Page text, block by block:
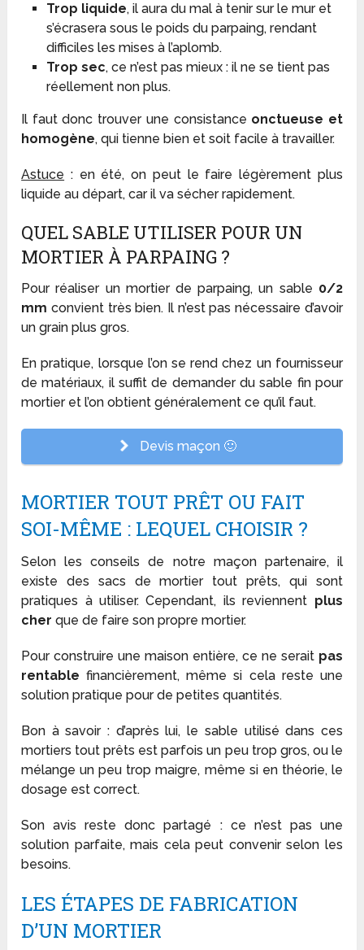
Trop liquide, il aura du mal à tenir sur le mur et
s’écrasera sous le poids du parpaing, rendant
difficiles les mises à l’aplomb.
Trop sec, ce n’est pas mieux : il ne se tient pas
réellement non plus.
Il faut donc trouver une consistance onctueuse et
homogène, qui tienne bien et soit facile à travailler.
Astuce : en été, on peut le faire légèrement plus
liquide au départ, car il va sécher rapidement.
QUEL SABLE UTILISER POUR UN
MORTIER À PARPAING ?
Pour réaliser un mortier de parpaing, un sable 0/2
mm convient très bien. Il n’est pas nécessaire d’avoir
un grain plus gros.
En pratique, lorsque l’on se rend chez un fournisseur
de matériaux, il suffit de demander du sable fin pour
mortier et l’on obtient généralement ce qu’il faut.
Devis maçon 🙂
MORTIER TOUT PRÊT OU FAIT
SOI-MÊME : LEQUEL CHOISIR ?
Selon les conseils de notre maçon partenaire, il
existe des sacs de mortier tout prêts, qui sont
pratiques à utiliser. Cependant, ils reviennent plus
cher que de faire son propre mortier.
Pour construire une maison entière, ce ne serait pas
rentable financièrement, même si cela reste une
solution pratique pour de petites quantités.
Bon à savoir : d’après lui, le sable utilisé dans ces
mortiers tout prêts est parfois un peu trop gros, ou le
mélange un peu trop maigre, même si en théorie, le
dosage est correct.
Son avis reste donc partagé : ce n’est pas une
solution parfaite, mais cela peut convenir selon les
besoins.
LES ÉTAPES DE FABRICATION
D’UN MORTIER